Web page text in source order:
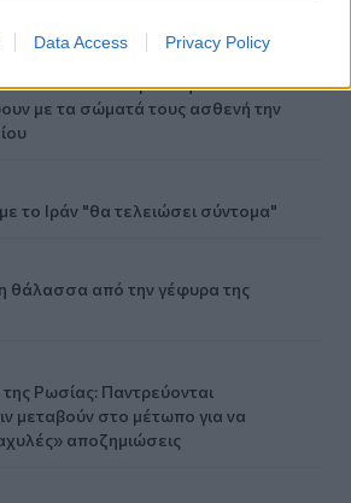
Data Access Privacy Policy
από τον σεισμό στην Ιαπωνία:
με τα σώματά τους ασθενή την
το Ιράν "θα τελειώσει σύντομα"
θάλασσα από την γέφυρα της
Ρωσίας: Παντρεύονται
μεταβούν στο μέτωπο για να
αποζημιώσεις